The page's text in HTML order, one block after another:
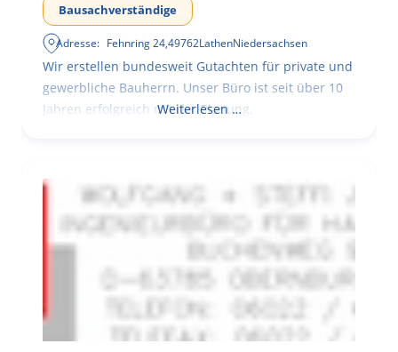
Bausachverständige
Adresse: Fehnring 24,49762LathenNiedersachsen
Wir erstellen bundesweit Gutachten für private und
gewerbliche Bauherrn. Unser Büro ist seit über 10
Jahren erfolgreich mit der Planung,
Weiterlesen …